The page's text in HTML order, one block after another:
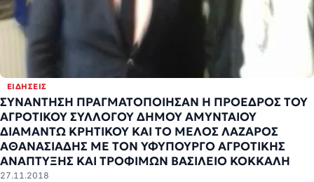
ΕΙΔΉΣΕΙΣ
ΣΥΝΑΝΤΗΣΗ ΠΡΑΓΜΑΤΟΠΟΙΗΣΑΝ Η ΠΡΟΕΔΡΟΣ ΤΟΥ
ΑΓΡΟΤΙΚΟΥ ΣΥΛΛΟΓΟΥ ΔΗΜΟΥ ΑΜΥΝΤΑΙΟΥ
ΔΙΑΜΑΝΤΩ ΚΡΗΤΙΚΟΥ ΚΑΙ ΤΟ ΜΕΛΟΣ ΛΑΖΑΡΟΣ
ΑΘΑΝΑΣΙΑΔΗΣ ΜΕ ΤΟΝ ΥΦΥΠΟΥΡΓΟ ΑΓΡΟΤΙΚΗΣ
ΑΝΑΠΤΥΞΗΣ ΚΑΙ ΤΡΟΦΙΜΩΝ ΒΑΣΙΛΕΙΟ ΚΟΚΚΑΛΗ
27.11.2018